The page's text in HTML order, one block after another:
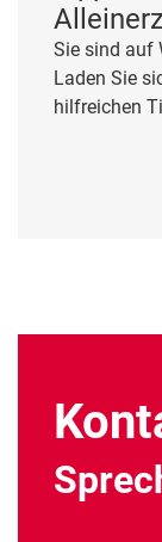
Sie sind auf
Laden Sie
hilfreichen